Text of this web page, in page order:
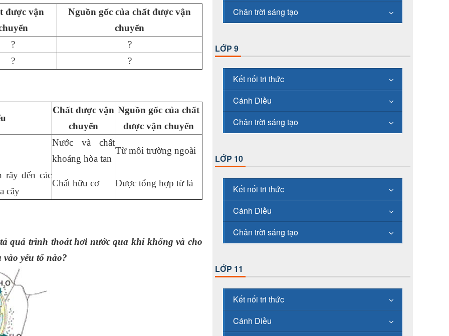
được vận
Nguồn gốc của chất được vận
chuyển
?
?
?
?
Chất được vận
chuyển
Nguồn gốc của chất
được vận chuyển
Nước và chất
khoáng hòa tan
Từ môi trường ngoài
rây đến các
cây
Chất hữu cơ Được tổng hợp từ lá
quá trình thoát hơi nước qua khí khổng và cho
yếu tố nào?
Chân trời sáng tạo
LỚP 9
Kết nối tri thức
Cánh Diều
Chân trời sáng tạo
LỚP 10
Kết nối tri thức
Cánh Diều
Chân trời sáng tạo
LỚP 11
Kết nối tri thức
Cánh Diều